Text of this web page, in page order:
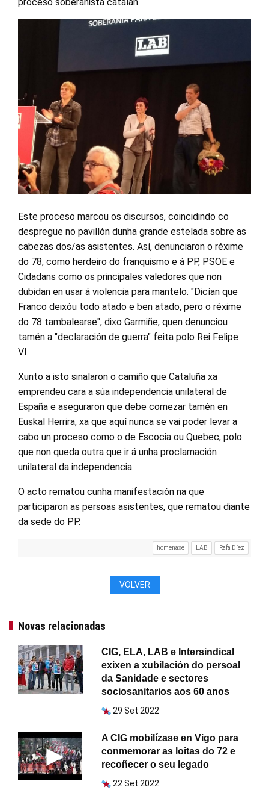
Este proceso marcou os discursos, coincidindo co
despregue no pavillón dunha grande estelada sobre as
cabezas dos/as asistentes. Así, denunciaron o réxime
do 78, como herdeiro do franquismo e á PP, PSOE e
Cidadans como os principales valedores que non
dubidan en usar á violencia para mantelo. "Dicían que
Franco deixóu todo atado e ben atado, pero o réxime
do 78 tambalearse", dixo Garmiñe, quen denunciou
tamén a "declaración de guerra" feita polo Rei Felipe
VI.
Xunto a isto sinalaron o camiño que Cataluña xa
emprendeu cara a súa independencia unilateral de
España e aseguraron que debe comezar tamén en
Euskal Herrira, xa que aquí nunca se vai poder levar a
cabo un proceso como o de Escocia ou Quebec, polo
que non queda outra que ir á unha proclamación
unilateral da independencia.
O acto rematou cunha manifestación na que
participaron as persoas asistentes, que rematou diante
da sede do PP.
homenaxe LAB Rafa Díez
VOLVER
Novas relacionadas
CIG, ELA, LAB e Intersindical
exixen a xubilación do persoal
da Sanidade e sectores
sociosanitarios aos 60 anos
29 Set 2022
A CIG mobilízase en Vigo para
conmemorar as loitas do 72 e
recoñecer o seu legado
22 Set 2022